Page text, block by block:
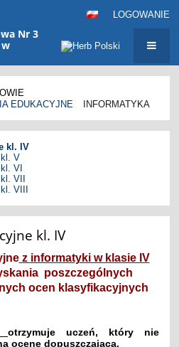
LOGOWANIE
Nr 3
w
EDUKACYJNE
INFORMATYKA
kl. IV
V
VI
VII
VIII
kl. IV
z informatyki w klasie IV
poszczególnych
ocen klasyfikacyjnych
otrzymuje uczeń, który nie
ocenę dopuszczającą.